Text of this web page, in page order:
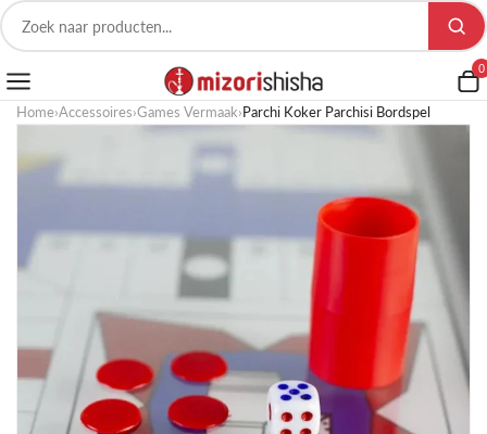
0
Home›Accessoires›Games Vermaak›Parchi Koker Parchisi Bordspel